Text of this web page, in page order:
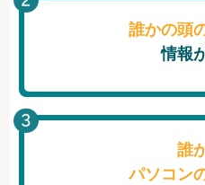
誰かの頭
情報
誰
パソコン